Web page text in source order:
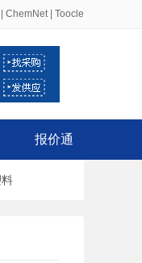
ChemNet| Toocle
报价通